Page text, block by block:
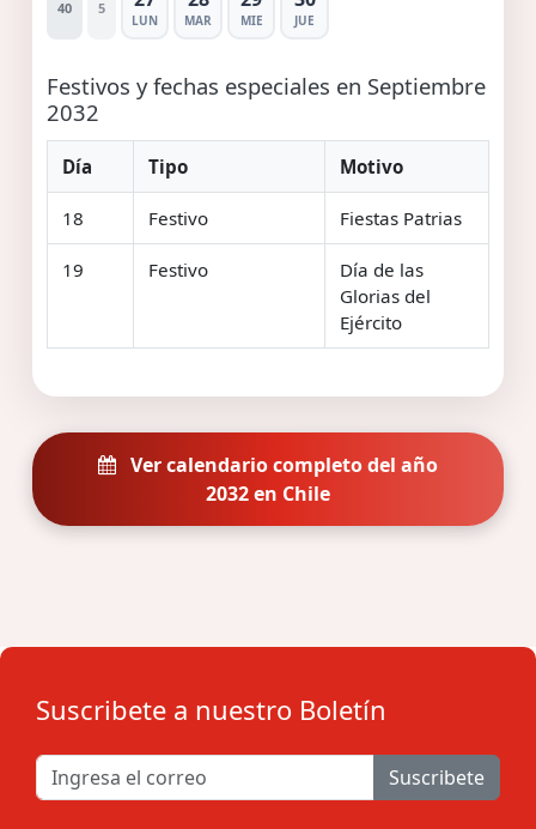
40 5
LUN MAR MIE JUE
Festivos y fechas especiales en Septiembre
2032
Día Tipo Motivo
18 Festivo Fiestas Patrias
19 Festivo
Día de las
Glorias del
Ejército
Ver calendario completo del año
2032 en Chile
Suscribete a nuestro Boletín
Suscribete